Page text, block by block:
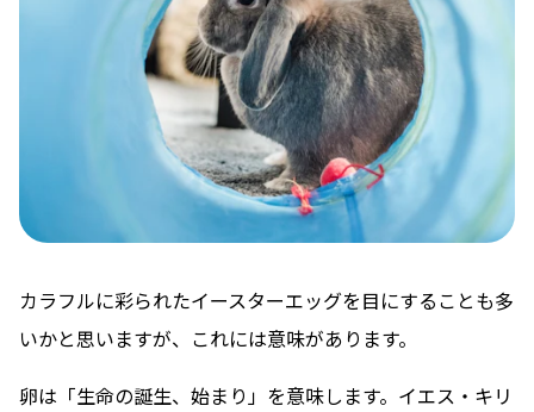
カラフルに彩られたイースターエッグを目にすることも多
いかと思いますが、これには意味があります。
卵は「生命の誕生、始まり」を意味します。イエス・キリ